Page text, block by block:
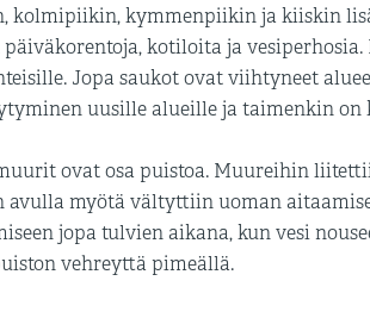
kolmipiikin, kymmenpiikin ja kiiskin
kotiloita ja
Jopa saukot ovat viihtyneet
uusille alueille ja taimenkin on
ovat osa puistoa. Muureihin
avulla myötä vältyttiin uoman
jopa tulvien aikana, kun vesi
vehreyttä pimeällä.